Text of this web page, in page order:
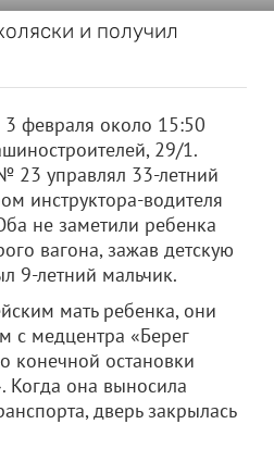
и получил
февраля около 15:50
29/1.
23 управлял 33-летний
инструктора-водителя
не заметили ребенка
вагона, зажав детскую
9-летний мальчик.
мать ребенка, они
с медцентра «Берег
конечной остановки
Когда она выносила
дверь закрылась